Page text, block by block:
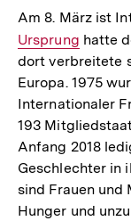
Am 8. März ist
Ursprung hatte
dort verbreitete
Europa. 1975
Internationaler
193
Anfang 2018
Geschlechter in
sind Frauen und
Hunger und